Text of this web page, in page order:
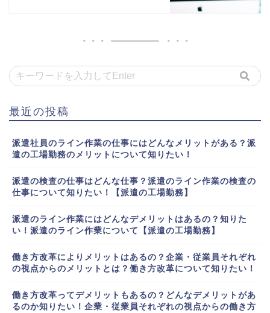
最近の投稿
派遣社員のライン作業の仕事にはどんなメリットがある？派
遣の工場勤務のメリットについて知りたい！
派遣の検査の仕事はどんな仕事？派遣のライン作業の検査の
仕事について知りたい！【派遣の工場勤務】
派遣のライン作業にはどんなデメリットはあるの？知りた
い！派遣のライン作業について【派遣の工場勤務】
働き方改革によりメリットはあるの？企業・従業員それぞれ
の視点からのメリットとは？働き方改革について知りたい！
働き方改革ってデメリットもあるの？どんなデメリットがあ
るのか知りたい！企業・従業員それぞれの視点からの働き方